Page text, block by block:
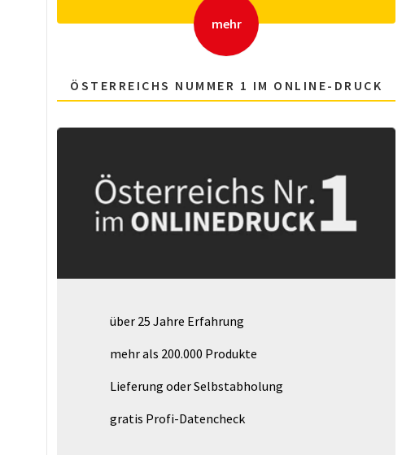
mehr
ÖSTERREICHS NUMMER 1 IM ONLINE-DRUCK
über 25 Jahre Erfahrung
mehr als 200.000 Produkte
Lieferung oder Selbstabholung
gratis Profi-Datencheck